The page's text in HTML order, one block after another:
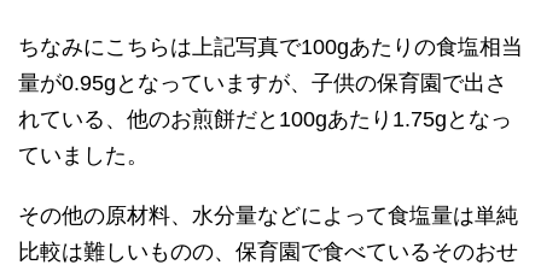
ちなみにこちらは上記写真で100gあたりの食塩相当
量が0.95gとなっていますが、子供の保育園で出さ
れている、他のお煎餅だと100gあたり1.75gとなっ
ていました。
その他の原材料、水分量などによって食塩量は単純
比較は難しいものの、保育園で食べているそのおせ